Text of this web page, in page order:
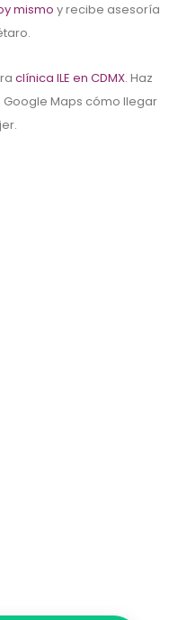
mismo y recibe asesoría
clínica ILE en CDMX. Haz
Maps cómo llegar